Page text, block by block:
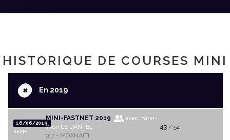
HISTORIQUE DE COURSES MINI
+En 2019
16/06/2019
SERIE
MINI-FASTNET 2019
avec Yann-
Yvon LE DANTEC
917 - MOANAITI
43/ 54